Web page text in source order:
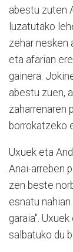
abestu zuten
luzatutako
zehar nesken
eta afarian
gainera.
abestu zuen,
zaharrenaren
borrokatzeko
Uxuek eta
Anai-arreben
zen beste
esnatu
garaia".
salbatuko du